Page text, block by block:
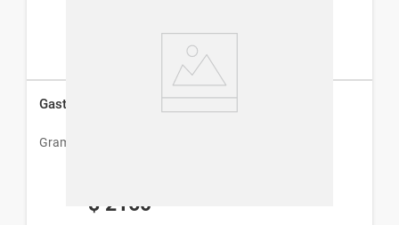
Gastrial Plus x 60 Comp
Gramon Bago
$ 2160